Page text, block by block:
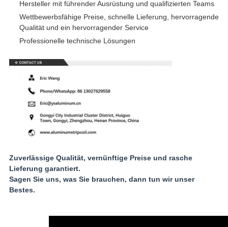
Hersteller mit führender Ausrüstung und qualifizierten Teams
Wettbewerbsfähige Preise, schnelle Lieferung, hervorragende
Qualität und ein hervorragender Service
Professionelle technische Lösungen
Zuverlässige Qualität, vernünftige Preise und rasche
Lieferung garantiert.
Sagen Sie uns, was Sie brauchen, dann tun wir unser
Bestes.